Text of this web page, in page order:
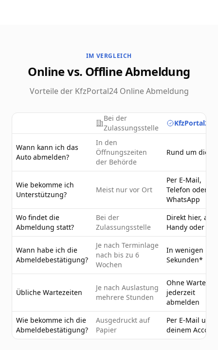
IM VERGLEICH
Online vs. Offline Abmeldung
Vorteile der KfzPortal24 Online Abmeldung
Bei der
Zulassungsstelle
Wann kann ich das
Auto abmelden?
In den
Öffnungszeiten
der Behörde
Rund um die
Wie bekomme ich
Unterstützung?
Meist nur vor Ort
Per E-Mail,
Telefon oder
WhatsApp
Wo findet die
Abmeldung statt?
Bei der
Zulassungsstelle
Direkt hier, am
Handy oder PC
Wann habe ich die
Abmeldebestätigung?
Je nach Terminlage
nach bis zu 6
Wochen
In wenigen
Sekunden*
Übliche Wartezeiten
Je nach Auslastung
mehrere Stunden
Ohne Wartezeit
jederzeit
abmelden
Wie bekomme ich die
Abmeldebestätigung?
Ausgedruckt auf
Papier
Per E-Mail und
deinem